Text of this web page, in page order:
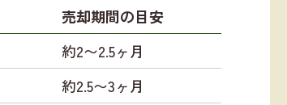
売却期間の目安
約2〜2.5ヶ月
約2.5〜3ヶ月